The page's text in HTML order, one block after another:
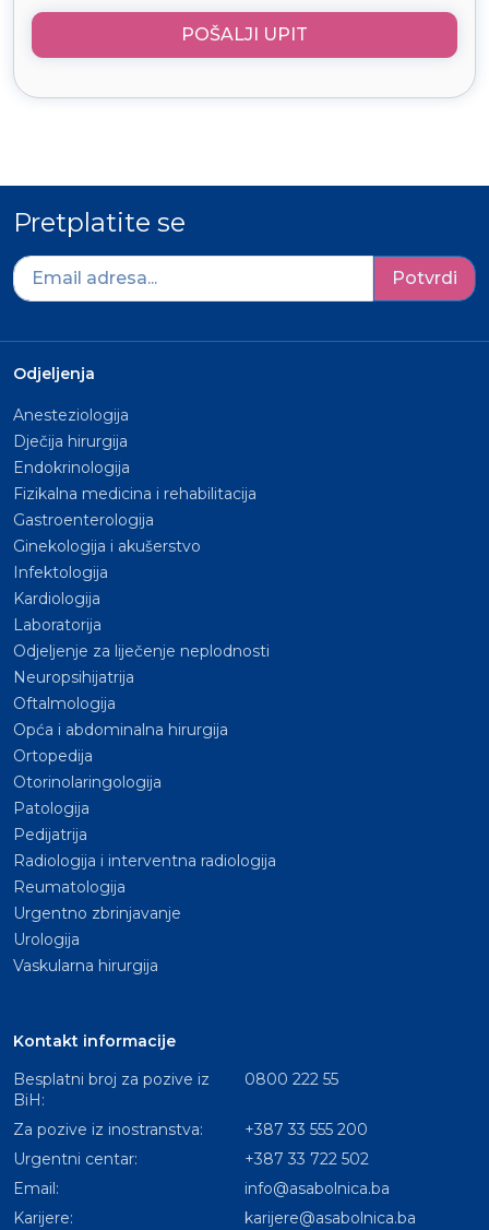
POŠALJI UPIT
Pretplatite se
Potvrdi
Odjeljenja
Anesteziologija
Dječija hirurgija
Endokrinologija
Fizikalna medicina i rehabilitacija
Gastroenterologija
Ginekologija i akušerstvo
Infektologija
Kardiologija
Laboratorija
Odjeljenje za liječenje neplodnosti
Neuropsihijatrija
Oftalmologija
Opća i abdominalna hirurgija
Ortopedija
Otorinolaringologija
Patologija
Pedijatrija
Radiologija i interventna radiologija
Reumatologija
Urgentno zbrinjavanje
Urologija
Vaskularna hirurgija
Kontakt informacije
Besplatni broj za pozive iz
BiH:
0800 222 55
Za pozive iz inostranstva:
+387 33 555 200
Urgentni centar:
+387 33 722 502
Email:
info@asabolnica.ba
Karijere:
karijere@asabolnica.ba